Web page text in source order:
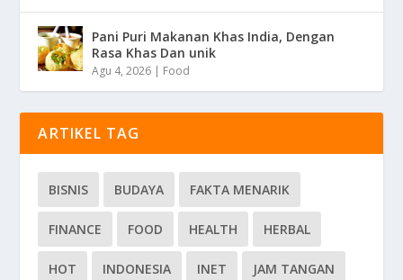
Pani Puri Makanan Khas India, Dengan
Rasa Khas Dan unik
Agu 4, 2026 | Food
ARTIKEL TAG
BISNIS BUDAYA FAKTA MENARIK
FINANCE FOOD HEALTH HERBAL
HOT INDONESIA INET JAM TANGAN